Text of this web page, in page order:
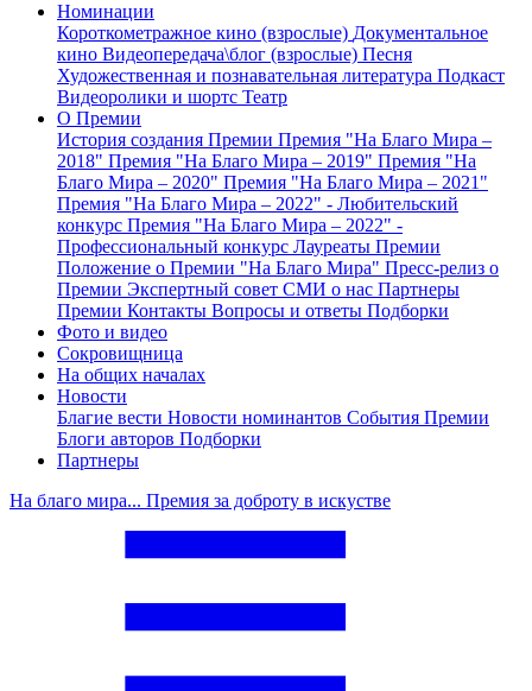
Номинации
Короткометражное кино (взрослые) Документальное
кино Видеопередача\блог (взрослые) Песня
Художественная и познавательная литература Подкаст
Видеоролики и шортс Театр
О Премии
История создания Премии Премия "На Благо Мира –
2018" Премия "На Благо Мира – 2019" Премия "На
Благо Мира – 2020" Премия "На Благо Мира – 2021"
Премия "На Благо Мира – 2022" - Любительский
конкурс Премия "На Благо Мира – 2022" -
Профессиональный конкурс Лауреаты Премии
Положение о Премии "На Благо Мира" Пресс-релиз о
Премии Экспертный совет СМИ о нас Партнеры
Премии Контакты Вопросы и ответы Подборки
Фото и видео
Сокровищница
На общих началах
Новости
Благие вести Новости номинантов События Премии
Блоги авторов Подборки
Партнеры
На благо мира... Премия за доброту в искустве